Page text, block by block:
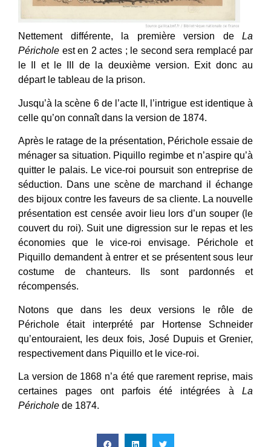
Nettement différente, la première version de La
Périchole est en 2 actes ; le second sera remplacé par
le II et le III de la deuxième version. Exit donc au
départ le tableau de la prison.
Jusqu’à la scène 6 de l’acte II, l’intrigue est identique à
celle qu’on connaît dans la version de 1874.
Après le ratage de la présentation, Périchole essaie de
ménager sa situation. Piquillo regimbe et n’aspire qu’à
quitter le palais. Le vice-roi poursuit son entreprise de
séduction. Dans une scène de marchand il échange
des bijoux contre les faveurs de sa cliente. La nouvelle
présentation est censée avoir lieu lors d’un souper (le
couvert du roi). Suit une digression sur le repas et les
économies que le vice-roi envisage. Périchole et
Piquillo demandent à entrer et se présentent sous leur
costume de chanteurs. Ils sont pardonnés et
récompensés.
Notons que dans les deux versions le rôle de
Périchole était interprété par Hortense Schneider
qu’entouraient, les deux fois, José Dupuis et Grenier,
respectivement dans Piquillo et le vice-roi.
La version de 1868 n’a été que rarement reprise, mais
certaines pages ont parfois été intégrées à La
Périchole de 1874.